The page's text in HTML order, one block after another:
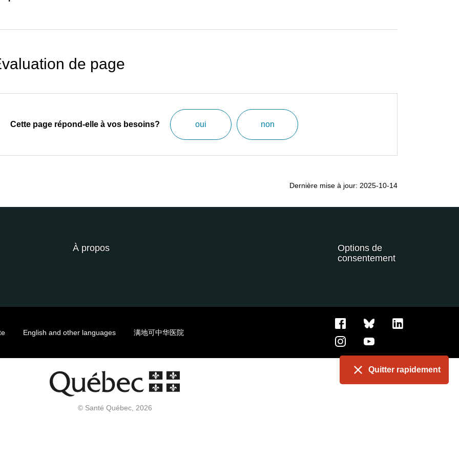
de page
Cette page répond-elle à vos besoins? oui non
Dernière mise à jour: 2025-10-14
À propos
Options de
consentement
English and other languages 满地可中华医院
© Santé Québec, 2026
Quitter rapidement